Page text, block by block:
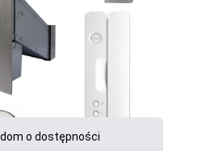
o dostępności